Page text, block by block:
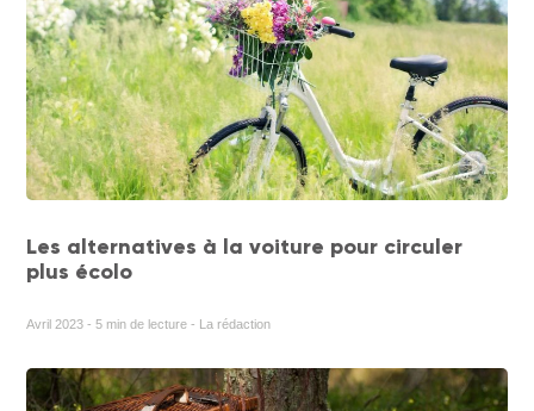
Les alternatives à la voiture pour circuler
plus écolo
Avril 2023 - 5 min de lecture - La rédaction